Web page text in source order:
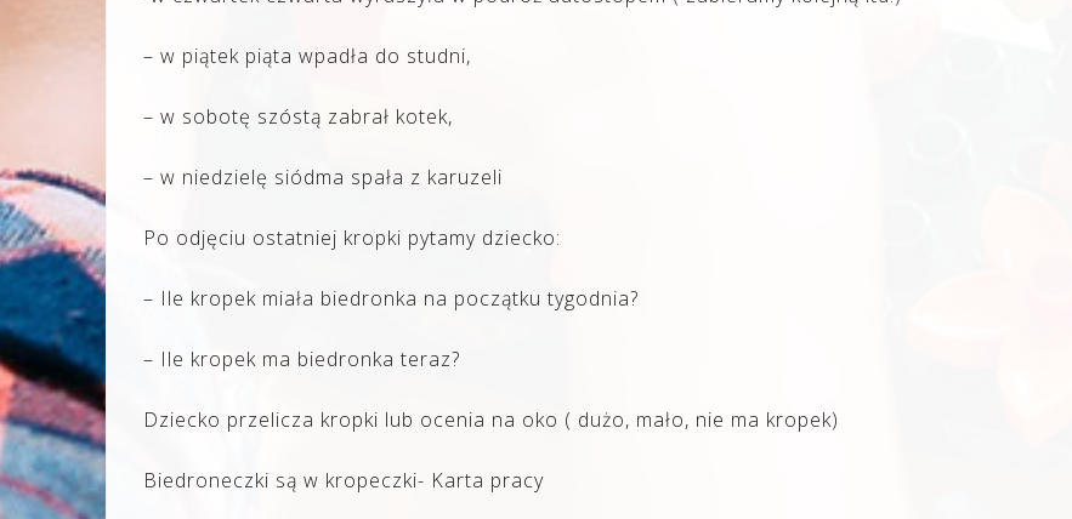
– w piątek piąta wpadła do studni,
– w sobotę szóstą zabrał kotek,
– w niedzielę siódma spała z karuzeli
Po odjęciu ostatniej kropki pytamy dziecko:
– Ile kropek miała biedronka na początku tygodnia?
– Ile kropek ma biedronka teraz?
Dziecko przelicza kropki lub ocenia na oko ( dużo, mało, nie ma kropek)
Biedroneczki są w kropeczki- Karta pracy